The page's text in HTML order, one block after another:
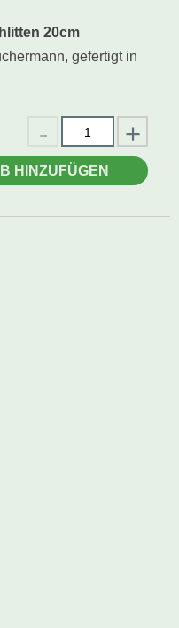
20cm
gefertigt in
HINZUFÜGEN